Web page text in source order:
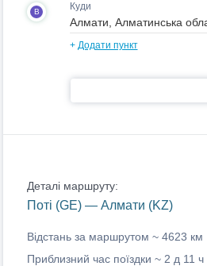
B Куди
+ Додати пункт
Деталі маршруту:
Поті (GE) — Алмати (KZ)
Відстань за маршрутом ~ 4623 км
Приблизний час поїздки ~ 2 д 11